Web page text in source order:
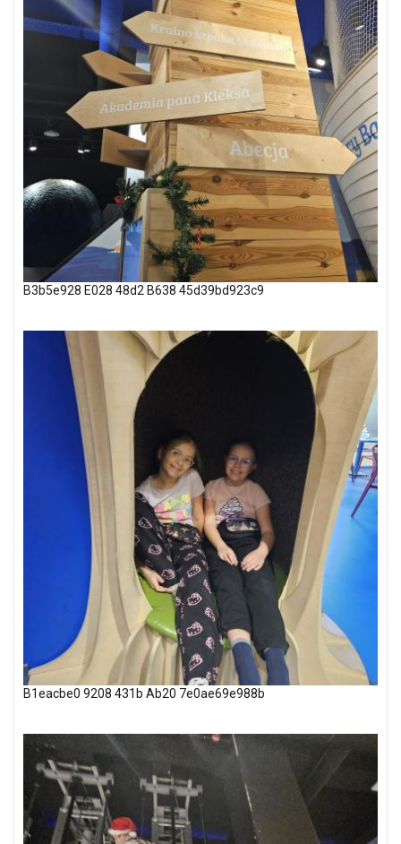
B3b5e928 E028 48d2 B638 45d39bd923c9
B1eacbe0 9208 431b Ab20 7e0ae69e988b